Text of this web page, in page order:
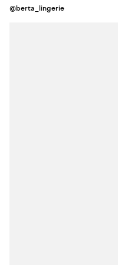
@berta_lingerie